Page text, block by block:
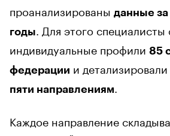
проанализированы данные
годы
. Для этого
индивидуальные профили 85
федерации и
пяти направлениям
Каждое направление